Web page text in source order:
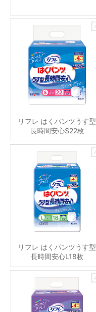
リフレ はくパンツうす型
長時間安心S22枚
リフレ はくパンツうす型
長時間安心L18枚